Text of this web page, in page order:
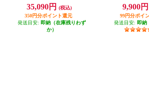
35,090円
(税込)
350円分ポイント還元
発送目安: 即納（在庫残りわず
か）
A
9,900
99円分ポイ
発送目安: 即納